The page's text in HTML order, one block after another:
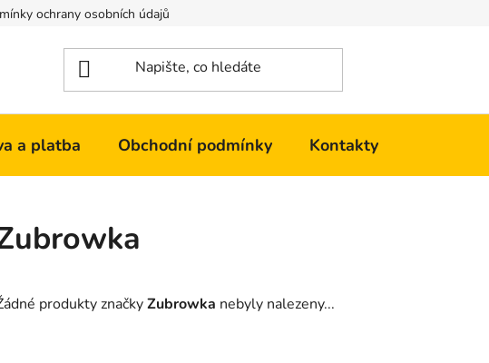
ochrany osobních údajů
a platba Obchodní podmínky Kontakty
produkty značkyZubrowka nebyly nalezeny...